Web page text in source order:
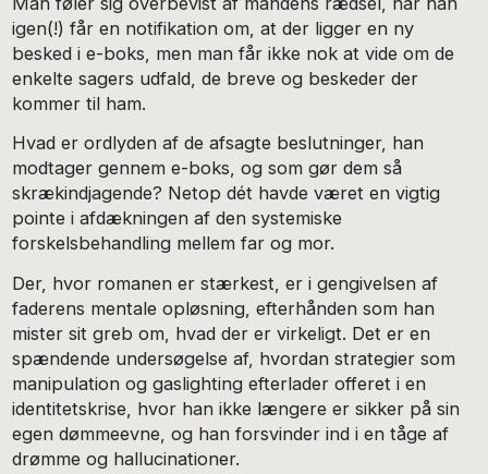
igen(!) får en notifikation om, at der ligger en ny
besked i e-boks, men man får ikke nok at vide om de
enkelte sagers udfald, de breve og beskeder der
kommer til ham.
Hvad er ordlyden af de afsagte beslutninger, han
modtager gennem e-boks, og som gør dem så
skrækindjagende? Netop dét havde været en vigtig
pointe i afdækningen af den systemiske
forskelsbehandling mellem far og mor.
Der, hvor romanen er stærkest, er i gengivelsen af
faderens mentale opløsning, efterhånden som han
mister sit greb om, hvad der er virkeligt. Det er en
spændende undersøgelse af, hvordan strategier som
manipulation og gaslighting efterlader offeret i en
identitetskrise, hvor han ikke længere er sikker på sin
egen dømmeevne, og han forsvinder ind i en tåge af
drømme og hallucinationer.